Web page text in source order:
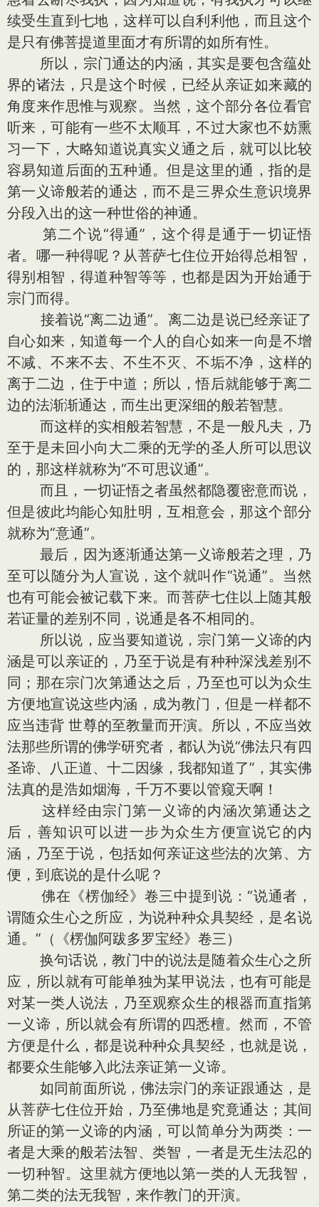
续受生直到七地，这样可以自利利他，而且这个
是只有佛菩提道里面才有所谓的如所有性。
所以，宗门通达的内涵，其实是要包含蕴处
界的诸法，只是这个时候，已经从亲证如来藏的
角度来作思惟与观察。当然，这个部分各位看官
听来，可能有一些不太顺耳，不过大家也不妨熏
习一下，大略知道说真实义通之后，就可以比较
容易知道后面的五种通。但是这里的通，指的是
第一义谛般若的通达，而不是三界众生意识境界
分段入出的这一种世俗的神通。
第二个说“得通”，这个得是通于一切证悟
者。哪一种得呢？从菩萨七住位开始得总相智，
得别相智，得道种智等等，也都是因为开始通于
宗门而得。
接着说“离二边通”。离二边是说已经亲证了
自心如来，知道每一个人的自心如来一向是不增
不减、不来不去、不生不灭、不垢不净，这样的
离于二边，住于中道；所以，悟后就能够于离二
边的法渐渐通达，而生出更深细的般若智慧。
而这样的实相般若智慧，不是一般凡夫，乃
至于是未回小向大二乘的无学的圣人所可以思议
的，那这样就称为“不可思议通”。
而且，一切证悟之者虽然都隐覆密意而说，
但是彼此均能心知肚明，互相意会，那这个部分
就称为“意通”。
最后，因为逐渐通达第一义谛般若之理，乃
至可以随分为人宣说，这个就叫作“说通”。当然
也有可能会被记载下来。而菩萨七住以上随其般
若证量的差别不同，说通是各不相同的。
所以说，应当要知道说，宗门第一义谛的内
涵是可以亲证的，乃至于说是有种种深浅差别不
同；那在宗门次第通达之后，乃至也可以为众生
方便地宣说这些内涵，成为教门，但是一样都不
应当违背 世尊的至教量而开演。所以，不应当效
法那些所谓的佛学研究者，都认为说“佛法只有四
圣谛、八正道、十二因缘，我都知道了”，其实佛
法真的是浩如烟海，千万不要以管窥天啊！
这样经由宗门第一义谛的内涵次第通达之
后，善知识可以进一步为众生方便宣说它的内
涵，乃至于说，包括如何亲证这些法的次第、方
便，到底说的是什么呢？
佛在《楞伽经》卷三中提到说：“说通者，
谓随众生心之所应，为说种种众具契经，是名说
通。”（《楞伽阿跋多罗宝经》卷三）
换句话说，教门中的说法是随着众生心之所
应，所以就有可能单独为某甲说法，也有可能是
对某一类人说法，乃至观察众生的根器而直指第
一义谛，所以就会有所谓的四悉檀。然而，不管
方便是什么，都是说种种众具契经，也就是说，
都要众生能够入此法亲证第一义谛。
如同前面所说，佛法宗门的亲证跟通达，是
从菩萨七住位开始，乃至佛地是究竟通达；其间
所证的第一义谛的内涵，可以简单分为两类：一
者是大乘的般若法智、类智，一者是无生法忍的
一切种智。这里就方便地以第一类的人无我智，
第二类的法无我智，来作教门的开演。